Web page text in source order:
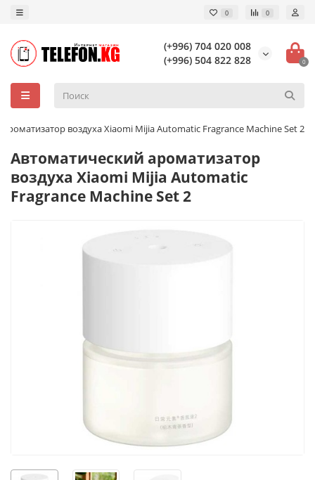
0 0
(+996) 704 020 008
(+996) 504 822 828
0
воздуха Xiaomi Mijia Automatic Fragrance Machine Set 2
Автоматический ароматизатор
воздуха Xiaomi Mijia Automatic
Fragrance Machine Set 2